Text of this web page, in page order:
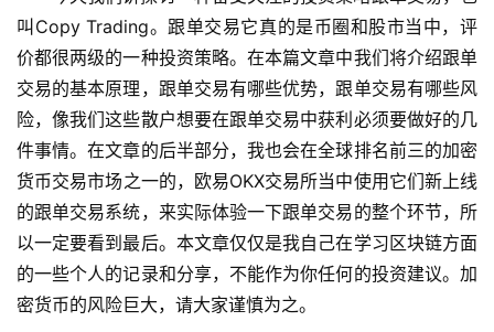
叫Copy Trading。跟单交易它真的是币圈和股市当中，评
价都很两级的一种投资策略。在本篇文章中我们将介绍跟单
交易的基本原理，跟单交易有哪些优势，跟单交易有哪些风
险，像我们这些散户想要在跟单交易中获利必须要做好的几
件事情。在文章的后半部分，我也会在全球排名前三的加密
货币交易市场之一的，欧易OKX交易所当中使用它们新上线
的跟单交易系统，来实际体验一下跟单交易的整个环节，所
以一定要看到最后。本文章仅仅是我自己在学习区块链方面
的一些个人的记录和分享，不能作为你任何的投资建议。加
密货币的风险巨大，请大家谨慎为之。